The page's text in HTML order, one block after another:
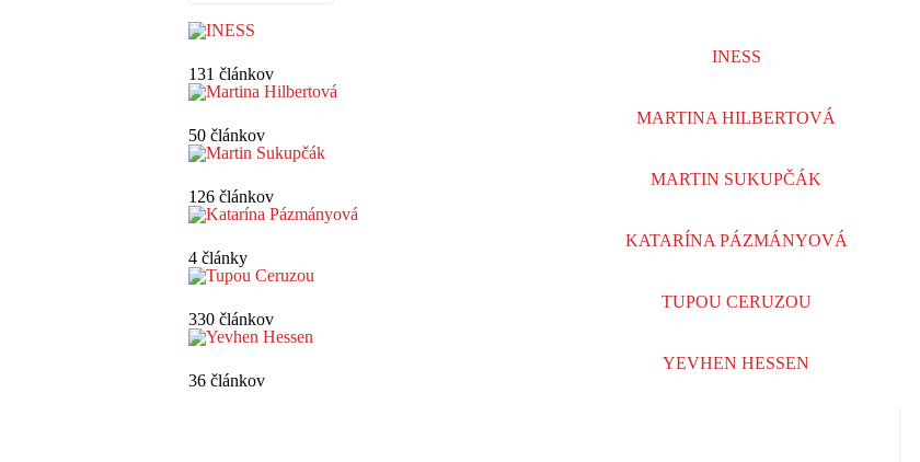
INESS
131 článkov
MARTINA HILBERTOVÁ
50 článkov
MARTIN SUKUPČÁK
126 článkov
KATARÍNA PÁZMÁNYOVÁ
4 články
TUPOU CERUZOU
330 článkov
YEVHEN HESSEN
36 článkov